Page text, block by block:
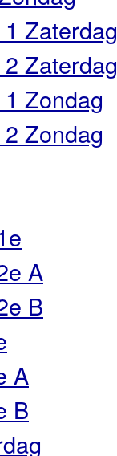
Zaterdag
Zaterdag
Zondag
Zondag
A
B
A
B